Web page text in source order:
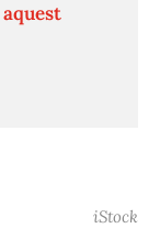
aquest
iStock